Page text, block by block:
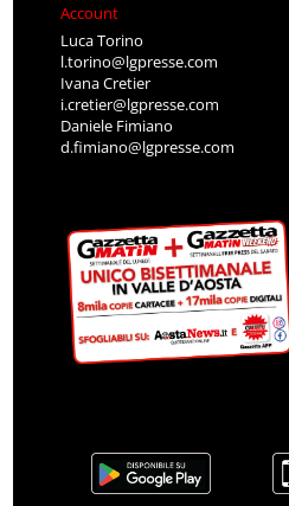
Account
Luca Torino
l.torino@lgpresse.com
Ivana Cretier
i.cretier@lgpresse.com
Daniele Fimiano
d.fimiano@lgpresse.com